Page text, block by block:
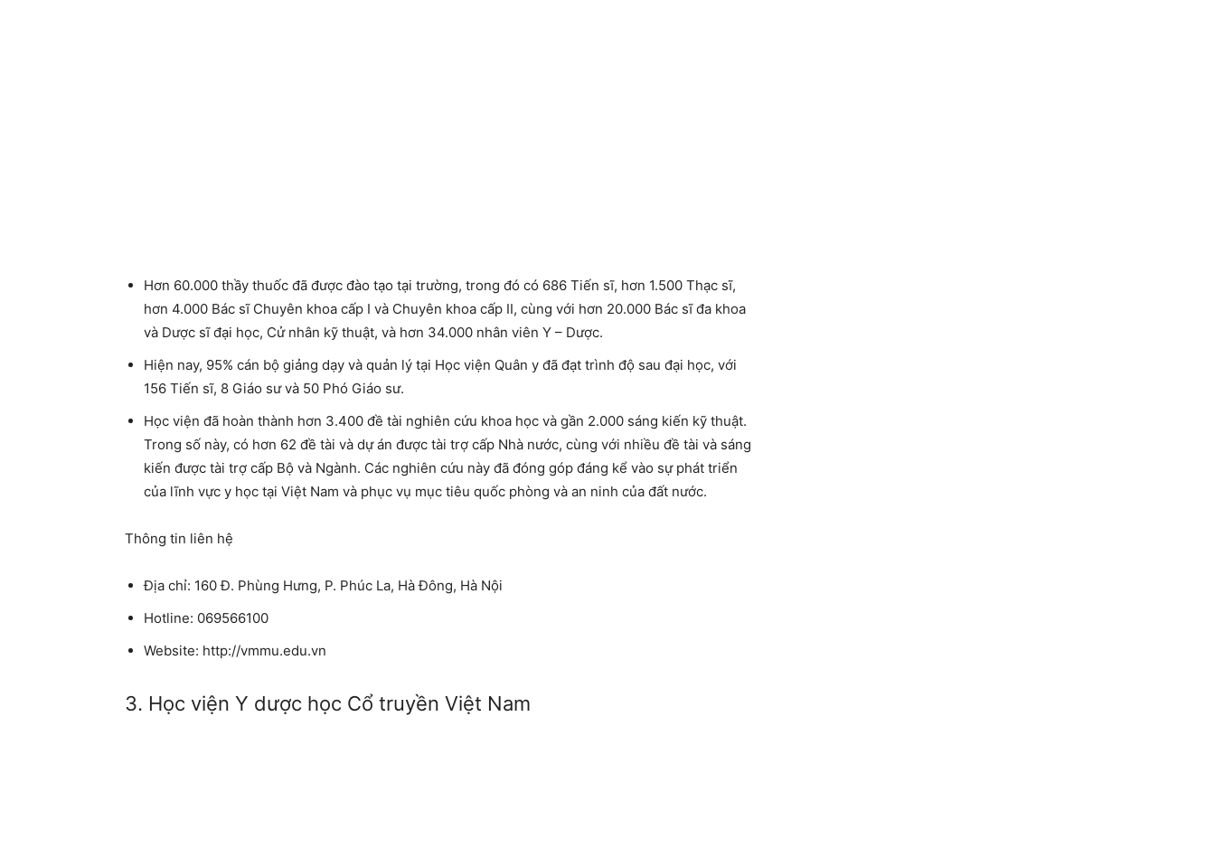
Hơn 60.000 thầy thuốc đã được đào tạo tại trường, trong đó có 686 Tiến sĩ, hơn 1.500 Thạc sĩ,
hơn 4.000 Bác sĩ Chuyên khoa cấp I và Chuyên khoa cấp II, cùng với hơn 20.000 Bác sĩ đa khoa
và Dược sĩ đại học, Cử nhân kỹ thuật, và hơn 34.000 nhân viên Y – Dược.
Hiện nay, 95% cán bộ giảng dạy và quản lý tại Học viện Quân y đã đạt trình độ sau đại học, với
156 Tiến sĩ, 8 Giáo sư và 50 Phó Giáo sư.
Học viện đã hoàn thành hơn 3.400 đề tài nghiên cứu khoa học và gần 2.000 sáng kiến kỹ thuật.
Trong số này, có hơn 62 đề tài và dự án được tài trợ cấp Nhà nước, cùng với nhiều đề tài và sáng
kiến được tài trợ cấp Bộ và Ngành. Các nghiên cứu này đã đóng góp đáng kể vào sự phát triển
của lĩnh vực y học tại Việt Nam và phục vụ mục tiêu quốc phòng và an ninh của đất nước.
Thông tin liên hệ
Địa chỉ: 160 Đ. Phùng Hưng, P. Phúc La, Hà Đông, Hà Nội
Hotline: 069566100
Website: http://vmmu.edu.vn
3. Học viện Y dược học Cổ truyền Việt Nam